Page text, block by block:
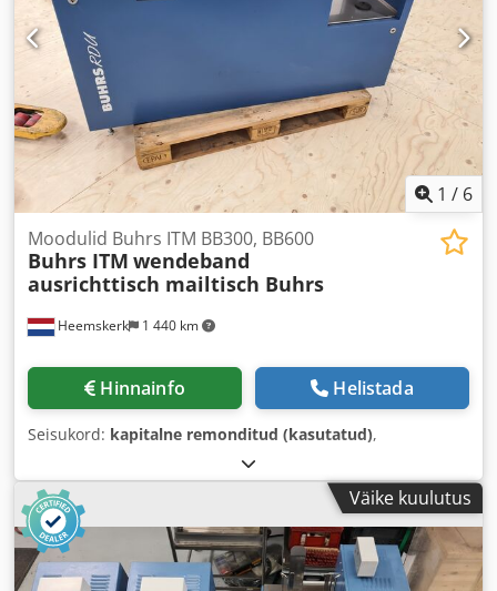
1 / 6
Heemskerk 1 440 km
Moodulid Buhrs ITM BB300, BB600
Buhrs ITM wendeband
ausrichttisch mailtisch Buhrs
Hinnainfo Helistada
Seisukord: kapitalne remonditud (kasutatud),
Väike kuulutus